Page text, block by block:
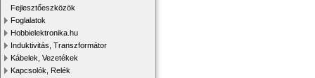
Fejlesztőeszközök
Foglalatok
Hobbielektronika.hu
Induktivitás, Transzformátor
Kábelek, Vezetékek
Kapcsolók, Relék